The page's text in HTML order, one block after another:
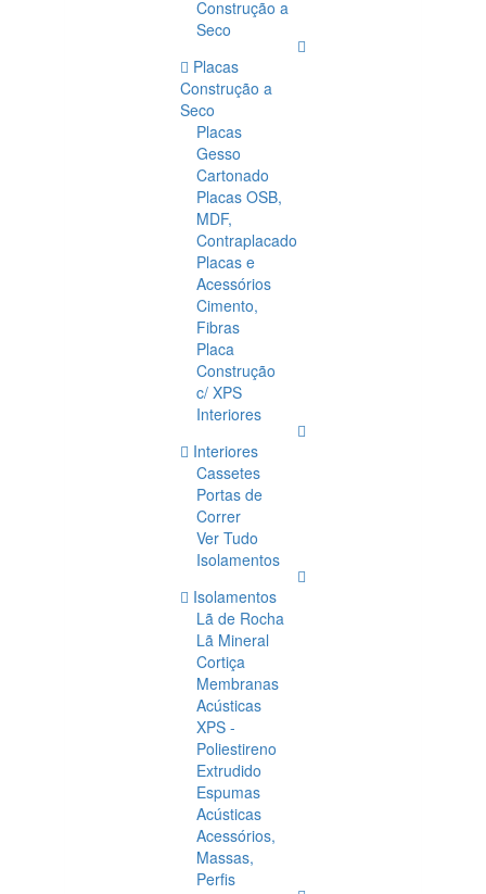
Construção a
Seco
Placas
Construção a
Seco
Placas
Gesso
Cartonado
Placas OSB,
MDF,
Contraplacado
Placas e
Acessórios
Cimento,
Fibras
Placa
Construção
c/ XPS
Interiores
Interiores
Cassetes
Portas de
Correr
Ver Tudo
Isolamentos
Isolamentos
Lã de Rocha
Lã Mineral
Cortiça
Membranas
Acústicas
XPS -
Poliestireno
Extrudido
Espumas
Acústicas
Acessórios,
Massas,
Perfis